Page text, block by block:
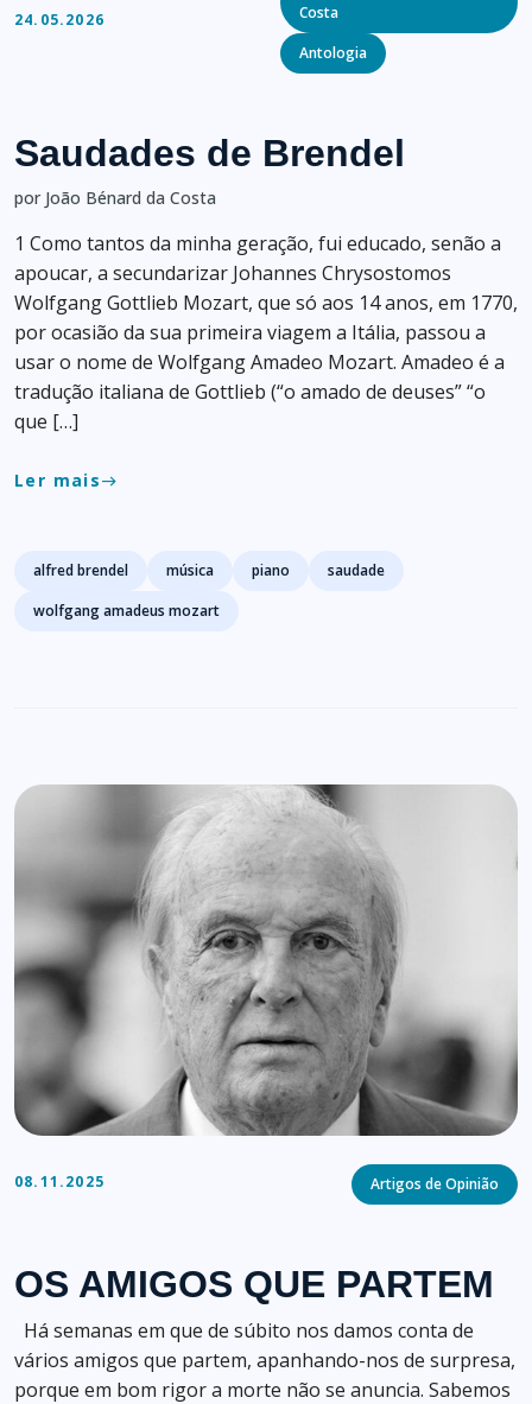
24.05.2026
Costa
Antologia
Saudades de Brendel
por João Bénard da Costa
1 Como tantos da minha geração, fui educado, senão a
apoucar, a secundarizar Johannes Chrysostomos
Wolfgang Gottlieb Mozart, que só aos 14 anos, em 1770,
por ocasião da sua primeira viagem a Itália, passou a
usar o nome de Wolfgang Amadeo Mozart. Amadeo é a
tradução italiana de Gottlieb (“o amado de deuses” “o
que […]
Ler maiseast
Tags
alfred brendel música piano
saudade
wolfgang amadeus mozart
08.11.2025 Categories
Artigos de Opinião
OS AMIGOS QUE PARTEM
Há semanas em que de súbito nos damos conta de
vários amigos que partem, apanhando-nos de surpresa,
porque em bom rigor a morte não se anuncia. Sabemos